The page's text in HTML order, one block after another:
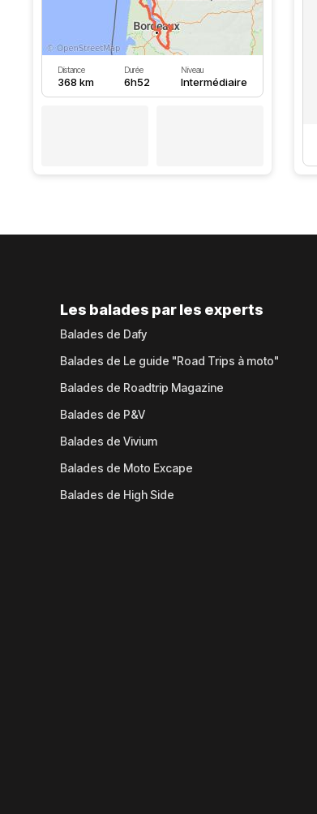
Distance
368 km
Durée
6h52
Niveau
Intermédiaire
Les balades par les experts
Balades de Dafy
Balades de Le guide "Road Trips à moto"
Balades de Roadtrip Magazine
Balades de P&V
Balades de Vivium
Balades de Moto Excape
Balades de High Side